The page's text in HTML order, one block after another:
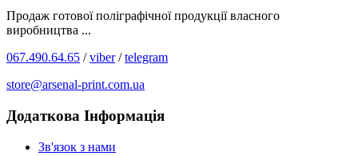
Продаж готової поліграфічної продукції власного
виробництва ...
067.490.64.65 /viber/telegram
store@arsenal-print.com.ua
Додаткова Інформація
Зв'язок з нами